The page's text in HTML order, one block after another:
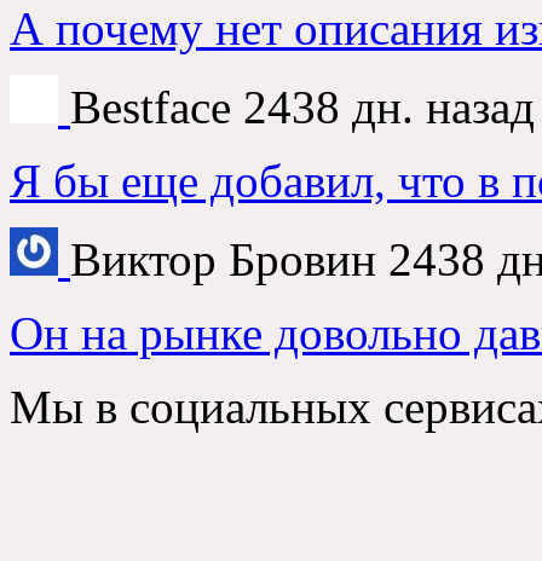
А почему нет описания
Bestface 2438 дн. назад
Я бы еще добавил, что в
Виктор Бровин 2438
Он на рынке довольно
Мы в социальных